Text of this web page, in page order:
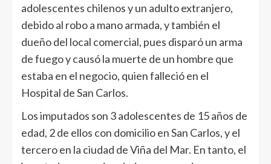
adolescentes chilenos y un adulto extranjero,
debido al robo a mano armada, y también el
dueño del local comercial, pues disparó un arma
de fuego y causó la muerte de un hombre que
estaba en el negocio, quien falleció en el
Hospital de San Carlos.
Los imputados son 3 adolescentes de 15 años de
edad, 2 de ellos con domicilio en San Carlos, y el
tercero en la ciudad de Viña del Mar. En tanto, el